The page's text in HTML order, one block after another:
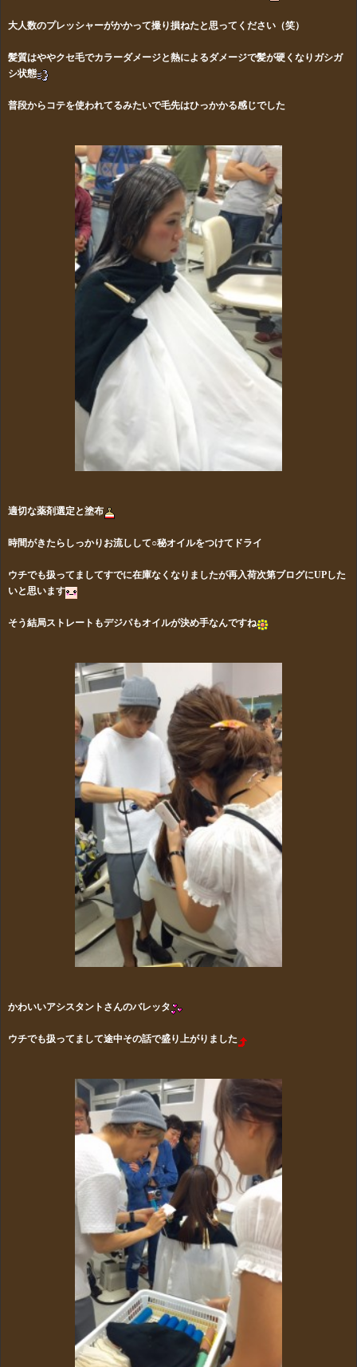
大人数のプレッシャーがかかって撮り損ねたと思ってください（笑）
髪質はややクセ毛でカラーダメージと熱によるダメージで髪が硬くなりガシガ
シ状態
普段からコテを使われてるみたいで毛先はひっかかる感じでした
適切な薬剤選定と塗布
時間がきたらしっかりお流しして○秘オイルをつけてドライ
ウチでも扱ってましてすでに在庫なくなりましたが再入荷次第ブログにUPした
いと思います
そう結局ストレートもデジパもオイルが決め手なんですね
かわいいアシスタントさんのバレッタ
ウチでも扱ってまして途中その話で盛り上がりました